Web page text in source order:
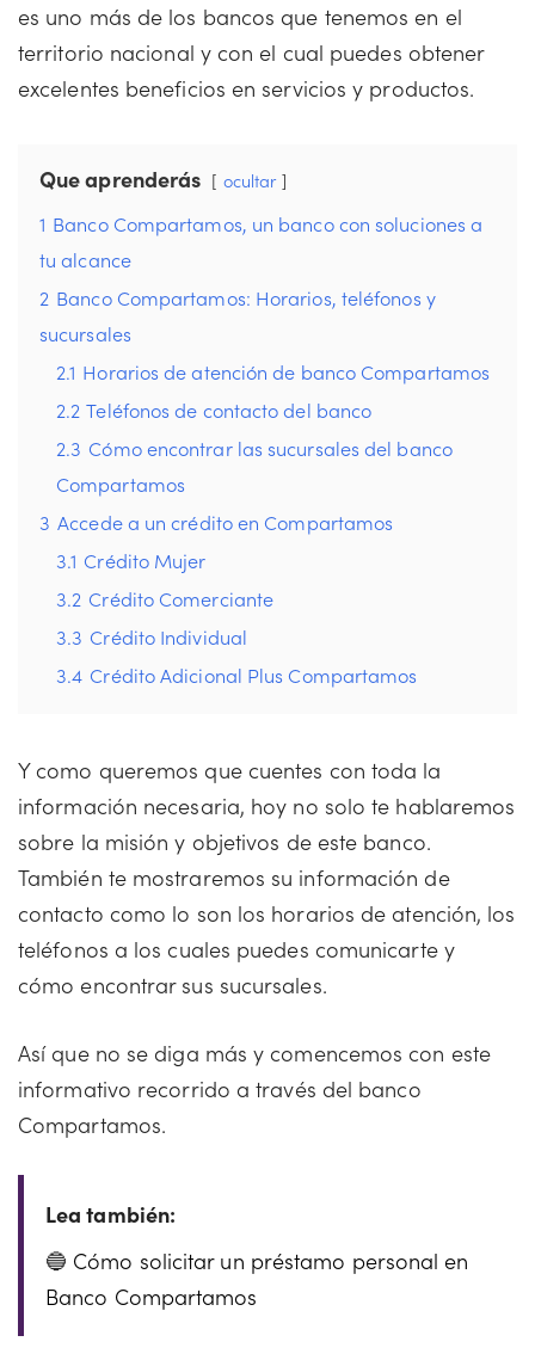
es uno más de los bancos que tenemos en el
territorio nacional y con el cual puedes obtener
excelentes beneficios en servicios y productos.
Que aprenderás ocultar
1 Banco Compartamos, un banco con soluciones a
tu alcance
2 Banco Compartamos: Horarios, teléfonos y
sucursales
2.1 Horarios de atención de banco Compartamos
2.2 Teléfonos de contacto del banco
2.3 Cómo encontrar las sucursales del banco
Compartamos
3 Accede a un crédito en Compartamos
3.1 Crédito Mujer
3.2 Crédito Comerciante
3.3 Crédito Individual
3.4 Crédito Adicional Plus Compartamos
Y como queremos que cuentes con toda la
información necesaria, hoy no solo te hablaremos
sobre la misión y objetivos de este banco.
También te mostraremos su información de
contacto como lo son los horarios de atención, los
teléfonos a los cuales puedes comunicarte y
cómo encontrar sus sucursales.
Así que no se diga más y comencemos con este
informativo recorrido a través del banco
Compartamos.
Cómo solicitar un préstamo personal en
Banco Compartamos